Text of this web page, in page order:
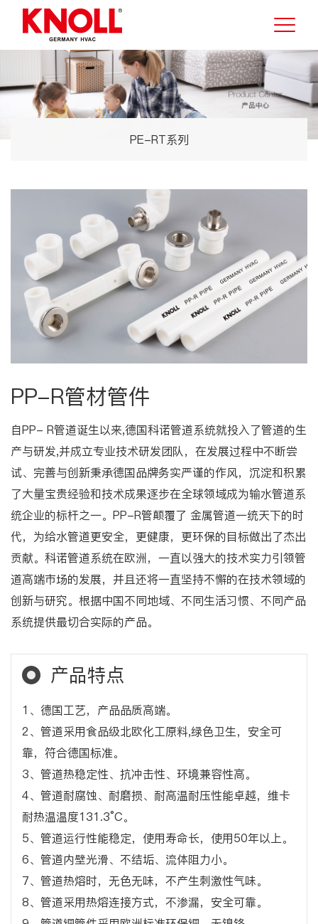
PE-RT系列
PP-R管材管件
自PP- R管道诞生以来,德国科诺管道系统就投入了管道的生
产与研发,并成立专业技术研发团队，在发展过程中不断尝
试、完善与创新秉承德国品牌务实严谨的作风，沉淀和积累
了大量宝贵经验和技术成果逐步在全球领域成为输水管道系
统企业的标杆之一。PP-R管颠覆了 金属管道一统天下的时
代，为给水管道更安全，更健康，更环保的目标做出了杰出
贡献。科诺管道系统在欧洲，一直以强大的技术实力引领管
道高端市场的发展，并且还将一直坚持不懈的在技术领域的
创新与研究。根据中国不同地域、不同生活习惯、不同产品
系统提供最切合实际的产品。
产品特点
1、德国工艺，产品品质高端。
2、管道采用食品级北欧化工原料,绿色卫生，安全可
靠，符合德国标准。
3、管道热稳定性、抗冲击性、环境兼容性高。
4、管道耐腐蚀、耐磨损、耐高温耐压性能卓越，维卡
耐热温温度131.3°C。
5、管道运行性能稳定，使用寿命长，使用50年以上。
6、管道内壁光滑、不结垢、流体阻力小。
7、管道热熔时，无色无味，不产生刺激性气味。
8、管道采用热熔连接方式，不渗漏，安全可靠。